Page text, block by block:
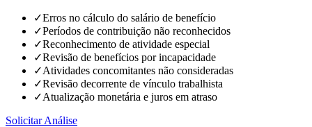
✓Erros no cálculo do salário de benefício
✓Períodos de contribuição não reconhecidos
✓Reconhecimento de atividade especial
✓Revisão de benefícios por incapacidade
✓Atividades concomitantes não consideradas
✓Revisão decorrente de vínculo trabalhista
✓Atualização monetária e juros em atraso
Solicitar Análise